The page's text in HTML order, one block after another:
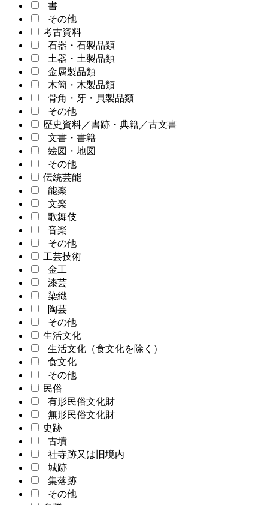
書
その他
考古資料
石器・石製品類
土器・土製品類
金属製品類
木簡・木製品類
骨角・牙・貝製品類
その他
歴史資料／書跡・典籍／古文書
文書・書籍
絵図・地図
その他
伝統芸能
能楽
文楽
歌舞伎
音楽
その他
工芸技術
金工
漆芸
染織
陶芸
その他
生活文化
生活文化（食文化を除く）
食文化
その他
民俗
有形民俗文化財
無形民俗文化財
史跡
古墳
社寺跡又は旧境内
城跡
集落跡
その他